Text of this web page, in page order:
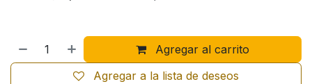
Agregar al carrito
Agregar a la lista de deseos